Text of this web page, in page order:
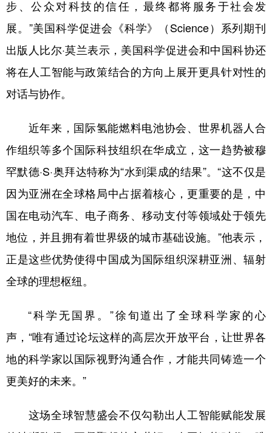
步、公众对科技的信任，最终都将服务于社会发
展。”美国科学促进会《科学》（Science）系列期刊
出版人比尔·莫兰表示，美国科学促进会和中国科协还
将在人工智能与政策结合的方向上展开更具针对性的
对话与协作。
近年来，国际氢能燃料电池协会、世界机器人合
作组织等多个国际科技组织在华成立，这一趋势被穆
罕默德·S·奥拜达特称为“水到渠成的结果”。“这不仅是
因为亚洲在全球格局中占据着核心，更重要的是，中
国在电动汽车、电子商务、移动支付等领域处于领先
地位，并且拥有着世界级的城市基础设施。”他表示，
正是这些优势使得中国成为国际组织深耕亚洲、辐射
全球的理想枢纽。
“科学无国界。”徐旬道出了全球科学家的心
声，“唯有通过论坛这样的高层次开放平台，让世界各
地的科学家以国际视野沟通合作，才能共同铸造一个
更美好的未来。”
这场全球智慧盛会不仅勾勒出人工智能赋能发展